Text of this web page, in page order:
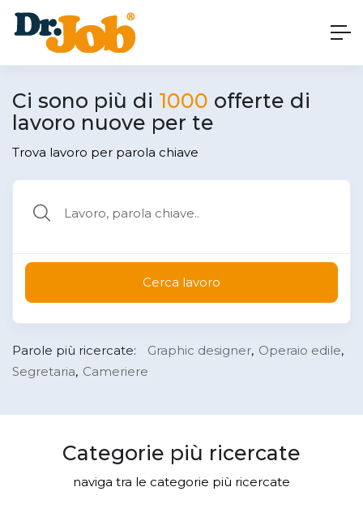
Ci sono più di 1000 offerte di
lavoro nuove per te
Trova lavoro per parola chiave
Cerca lavoro
Parole più ricercate: Graphic designer Operaio edile
Segretaria Cameriere
Categorie più ricercate
naviga tra le categorie più ricercate